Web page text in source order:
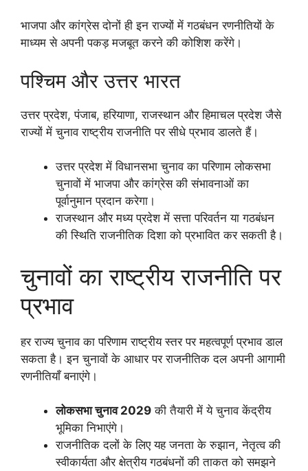
भाजपा और कांग्रेस दोनों ही इन राज्यों में गठबंधन रणनीतियों के
माध्यम से अपनी पकड़ मजबूत करने की कोशिश करेंगे।
पश्चिम और उत्तर भारत
उत्तर प्रदेश, पंजाब, हरियाणा, राजस्थान और हिमाचल प्रदेश जैसे
राज्यों में चुनाव राष्ट्रीय राजनीति पर सीधे प्रभाव डालते हैं।
उत्तर प्रदेश में विधानसभा चुनाव का परिणाम लोकसभा
चुनावों में भाजपा और कांग्रेस की संभावनाओं का
पूर्वानुमान प्रदान करेगा।
राजस्थान और मध्य प्रदेश में सत्ता परिवर्तन या गठबंधन
की स्थिति राजनीतिक दिशा को प्रभावित कर सकती है।
चुनावों का राष्ट्रीय राजनीति पर
प्रभाव
हर राज्य चुनाव का परिणाम राष्ट्रीय स्तर पर महत्वपूर्ण प्रभाव डाल
सकता है। इन चुनावों के आधार पर राजनीतिक दल अपनी आगामी
रणनीतियाँ बनाएंगे।
लोकसभा चुनाव 2029 की तैयारी में ये चुनाव केंद्रीय
भूमिका निभाएंगे।
राजनीतिक दलों के लिए यह जनता के रुझान, नेतृत्व की
स्वीकार्यता और क्षेत्रीय गठबंधनों की ताकत को समझने